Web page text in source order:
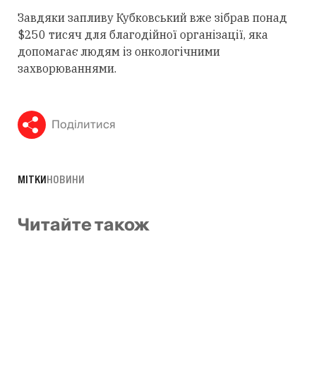
Завдяки запливу Кубковський вже зібрав понад
$250 тисяч для благодійної організації, яка
допомагає людям із онкологічними
захворюваннями.
Поділитися
МІТКИНОВИНИ
Читайте також